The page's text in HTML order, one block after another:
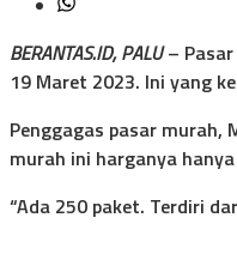
BERANTAS.ID, PALU– Pasar
19 Maret 2023. Ini yang
Penggagas pasar murah,
murah ini harganya
“Ada 250 paket. Terdiri